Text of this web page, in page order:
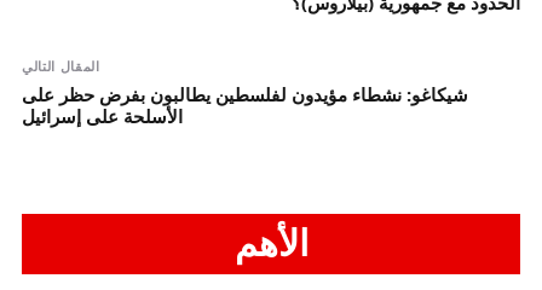
المقال التالي
شيكاغو: نشطاء مؤيدون لفلسطين يطالبون بفرض حظر على
الأسلحة على إسرائيل
الأهم